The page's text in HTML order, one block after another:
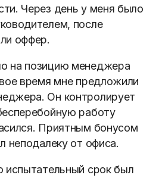
Через день у меня было
после
оффер.
на позицию менеджера
время мне предложили
Он контролирует
работу
Приятным бонусом
неподалеку от офиса.
испытательный срок был